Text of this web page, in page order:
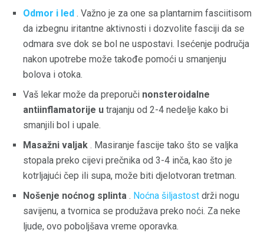
Odmor i led . Važno je za one sa plantarnim fasciitisom
da izbegnu iritantne aktivnosti i dozvolite fasciji da se
odmara sve dok se bol ne uspostavi. Isećenje područja
nakon upotrebe može takođe pomoći u smanjenju
bolova i otoka.
Vaš lekar može da preporuči nonsteroidalne
antiinflamatorije u trajanju od 2-4 nedelje kako bi
smanjili bol i upale.
Masažni valjak . Masiranje fascije tako što se valjka
stopala preko cijevi prečnika od 3-4 inča, kao što je
kotrljajući čep ili supa, može biti djelotvoran tretman.
Nošenje noćnog splinta . Noćna šiljastost drži nogu
savijenu, a tvornica se produžava preko noći. Za neke
ljude, ovo poboljšava vreme oporavka.